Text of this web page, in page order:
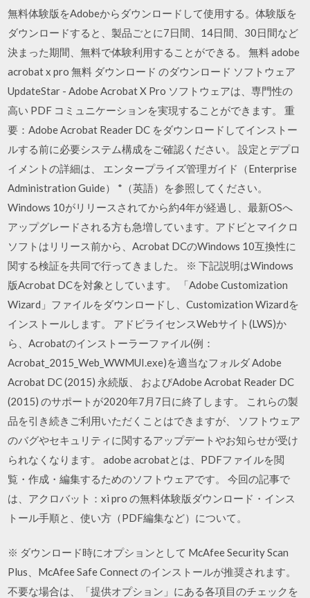
無料体験版をAdobeからダウンロードして使用する。体験版を
ダウンロードすると、製品ごとに7日間、14日間、30日間など
決まった期間、無料で体験利用することができる。 無料 adobe
acrobat x pro 無料 ダウンロード のダウンロード ソフトウェア
UpdateStar - Adobe Acrobat X Pro ソフトウェアは、専門性の
高い PDF コミュニケーションを実現することができます。 重
要：Adobe Acrobat Reader DC をダウンロードしてインストー
ルする前に必要システム構成をご確認ください。 設定とデプロ
イメントの詳細は、 エンタープライズ管理ガイド（Enterprise
Administration Guide） *（英語）を参照してください。
Windows 10がリリースされてから約4年が経過し、最新OSへ
アップグレードされる方も急増しています。アドビとマイクロ
ソフトはリリース前から、Acrobat DCのWindows 10互換性に
関する検証を共同で行ってきました。 ※ 下記説明はWindows
版Acrobat DCを対象としています。 「Adobe Customization
Wizard」ファイルをダウンロードし、Customization Wizardを
インストールします。 アドビライセンスWebサイト(LWS)か
ら、Acrobatのインストーラーファイル(例：
Acrobat_2015_Web_WWMUI.exe)を適当なフォルダ Adobe
Acrobat DC (2015) 永続版、 およびAdobe Acrobat Reader DC
(2015) のサポートが2020年7月7日に終了します。 これらの製
品を引き続きご利用いただくことはできますが、 ソフトウェア
のバグやセキュリティに関するアップデートやお知らせが受け
られなくなります。 adobe acrobatとは、PDFファイルを閲
覧・作成・編集するためのソフトウェアです。 今回の記事で
は、アクロバット：xi pro の無料体験版ダウンロード・インス
トール手順と、使い方（PDF編集など）について。
※ ダウンロード時にオプションとして McAfee Security Scan
Plus、McAfee Safe Connect のインストールが推奨されます。
不要な場合は、「提供オプション」にある各項目のチェックを